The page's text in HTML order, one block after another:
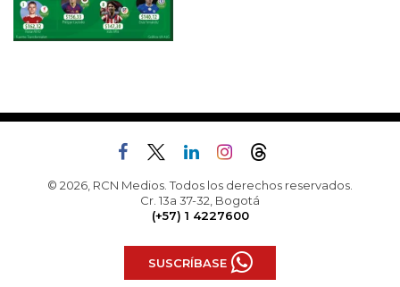
© 2026, RCN Medios. Todos los derechos reservados.
Cr. 13a 37-32, Bogotá
(+57) 1 4227600
SUSCRÍBASE